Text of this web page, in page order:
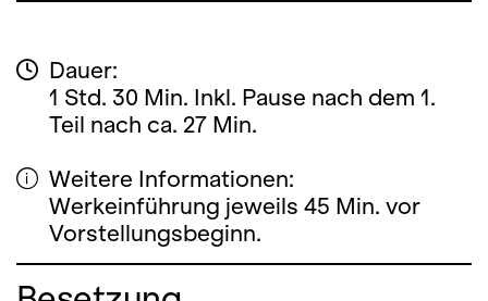
Dauer:
1 Std. 30 Min. Inkl. Pause nach dem 1.
Teil nach ca. 27 Min.
Weitere Informationen:
Werkeinführung jeweils 45 Min. vor
Vorstellungsbeginn.